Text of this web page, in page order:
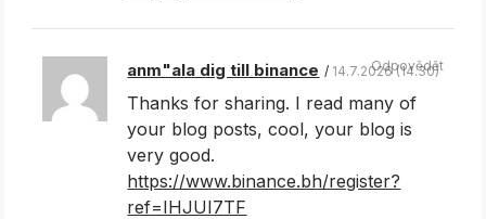
anm"ala dig till binance 14.7.2026 (14.30)
Thanks for sharing. I read many of
your blog posts, cool, your blog is
very good.
https://www.binance.bh/register?
ref=IHJUI7TF
Odpovědět